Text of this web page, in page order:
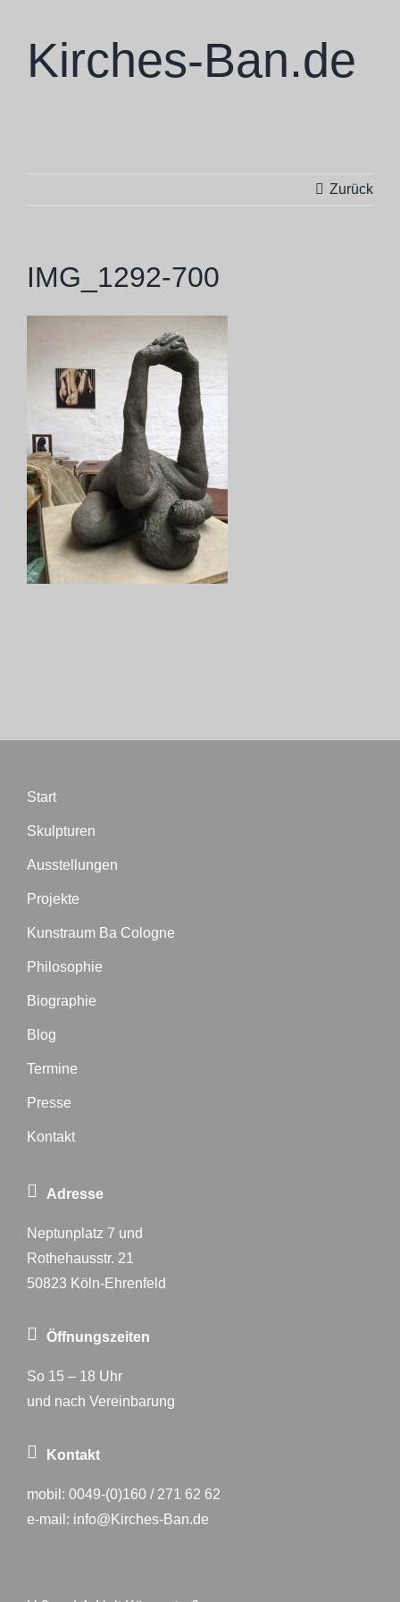
springenKirches-Ban.de
Zurück
IMG_1292-700
Start
Skulpturen
Ausstellungen
Projekte
Kunstraum Ba Cologne
Philosophie
Biographie
Blog
Termine
Presse
Kontakt
Adresse
Neptunplatz 7 und
Rothehausstr. 21
50823 Köln-Ehrenfeld
Öffnungszeiten
So 15 – 18 Uhr
und nach Vereinbarung
Kontakt
mobil: 0049-(0)160 / 271 62 62
e-mail: info@Kirches-Ban.de